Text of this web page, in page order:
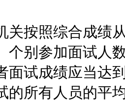
按照综合成绩从
个别参加面试人
面试成绩应当达
的所有人员的平